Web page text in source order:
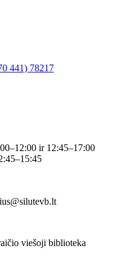
441) 78217
ir 12:45–17:00
viešoji biblioteka